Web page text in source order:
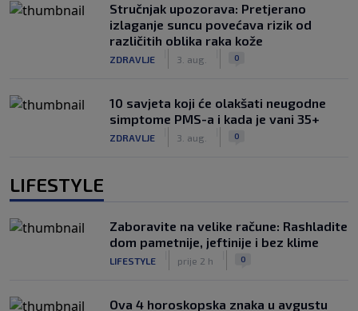
Stručnjak upozorava: Pretjerano
izlaganje suncu povećava rizik od
različitih oblika raka kože
ZDRAVLJE 3. aug. 0
10 savjeta koji će olakšati neugodne
simptome PMS-a i kada je vani 35+
ZDRAVLJE 3. aug. 0
LIFESTYLE
Zaboravite na velike račune: Rashladite
dom pametnije, jeftinije i bez klime
LIFESTYLE prije 2 h 0
Ova 4 horoskopska znaka u avgustu